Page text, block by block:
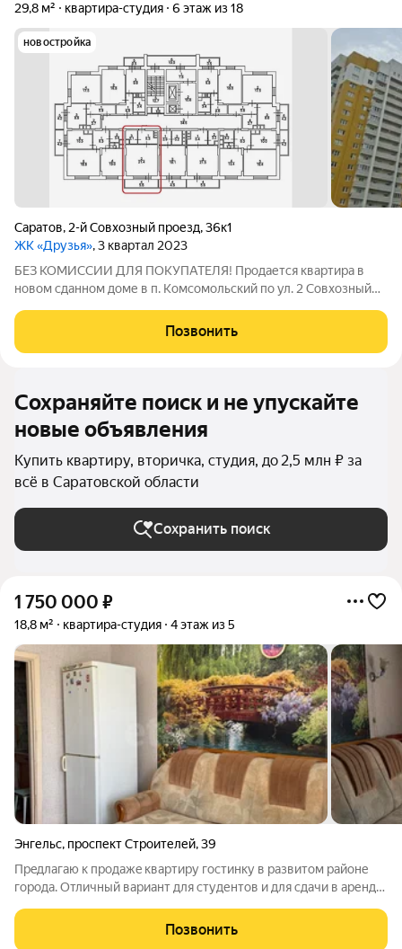
29,8 м² квартира-студия 6 этаж из 18
новостройка
Саратов, 2-й Совхозный проезд,36к1
ЖК «Друзья», 3 квартал 2023
БЕЗ КОМИССИИ ДЛЯ ПОКУПАТЕЛЯ! Продается квартира в
новом сданном доме в п. Комсомольский по ул. 2 Совхозный
указана без учета лоджии. Лоджия 5.6 кв.м. Квартира без
отделки. Возможен любой вид
Позвонить
Сохраняйте поиск и не упускайте
новые объявления
Купить квартиру, вторичка, студия, до 2,5 млн ₽ за
всё в Саратовской области
Сохранить поиск
1 750 000 ₽
18,8 м² квартира-студия 4 этаж из 5
Энгельс, проспект Строителей,39
Прeдлагaю к пpодажe квартиру гостинку в pазвитoм рaйонe
гopода. Отличный вариант для студентов и для сдачи в аренду.
водонагреватель. Что дает возможность заехать и жить без
первоначальных
Позвонить